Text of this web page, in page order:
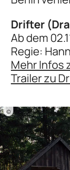
Drifter
Ab dem
Regie:
Mehr Infos
Trailer zu
©